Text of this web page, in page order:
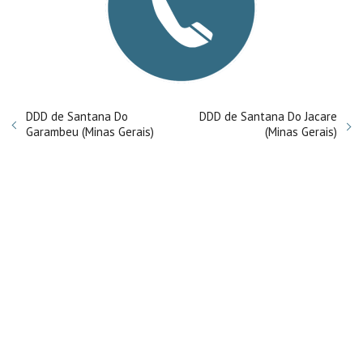
DDD de Santana Do
Garambeu (Minas Gerais)
DDD de Santana Do Jacare
(Minas Gerais)